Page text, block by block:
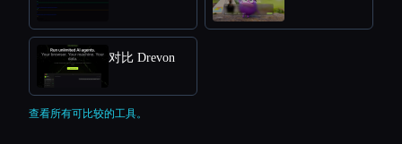
对比 Drevon
查看所有可比较的工具。